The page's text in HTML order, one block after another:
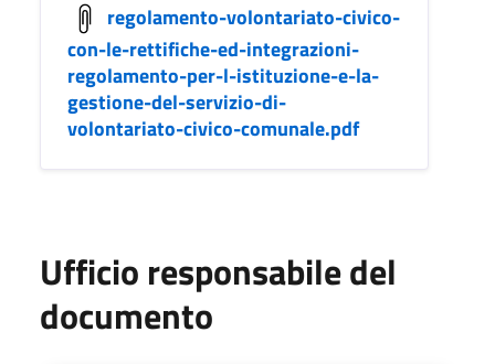
regolamento-volontariato-civico-
con-le-rettifiche-ed-integrazioni-
regolamento-per-l-istituzione-e-la-
gestione-del-servizio-di-
volontariato-civico-comunale.pdf
Ufficio responsabile del
documento